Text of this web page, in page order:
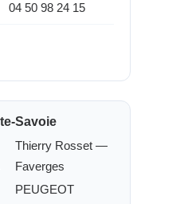
04 50 98 24 15
Savoie
Thierry Rosset —
Faverges
PEUGEOT